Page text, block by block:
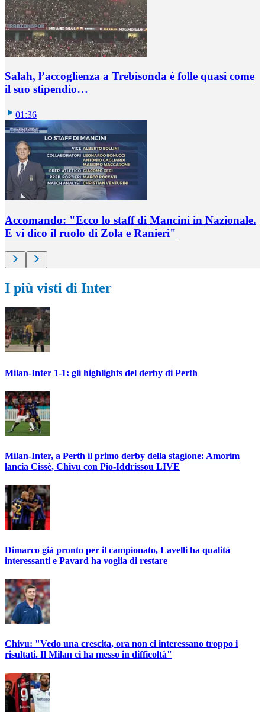
Salah, l’accoglienza a Trebisonda è folle quasi come
il suo stipendio…
01:36
Accomando: "Ecco lo staff di Mancini in Nazionale.
E vi dico il ruolo di Zola e Ranieri"
I più visti di Inter
Milan-Inter 1-1: gli highlights del derby di Perth
Milan-Inter, a Perth il primo derby della stagione: Amorim
lancia Cissè, Chivu con Pio-Iddrissou LIVE
Dimarco già pronto per il campionato, Lavelli ha qualità
interessanti e Pavard ha voglia di restare
Chivu: "Vedo una crescita, ora non ci interessano troppo i
risultati. Il Milan ci ha messo in difficoltà"